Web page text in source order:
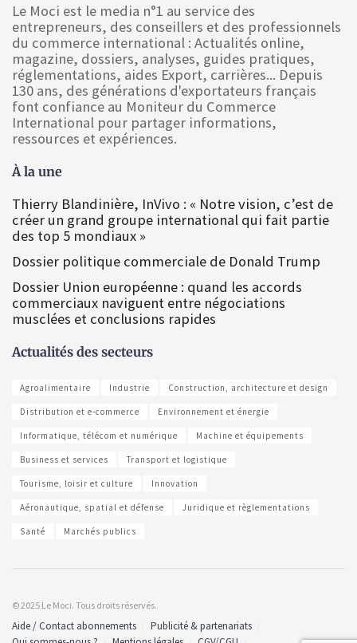
Le Moci est le media n°1 au service des
entrepreneurs, des conseillers et des professionnels
du commerce international : Actualités online,
magazine, dossiers, analyses, guides pratiques,
réglementations, aides Export, carrières... Depuis
130 ans, des générations d'exportateurs français
font confiance au Moniteur du Commerce
International pour partager informations,
ressources et expériences.
À la une
Thierry Blandinière, InVivo : « Notre vision, c’est de
créer un grand groupe international qui fait partie
des top 5 mondiaux »
Dossier politique commerciale de Donald Trump
Dossier Union européenne : quand les accords
commerciaux naviguent entre négociations
musclées et conclusions rapides
Actualités des secteurs
Agroalimentaire Industrie Construction, architecture et design
Distribution et e-commerce Environnement et énergie
Informatique, télécom et numérique Machine et équipements
Business et services Transport et logistique
Tourisme, loisir et culture Innovation
Aéronautique, spatial et défense Juridique et règlementations
Santé Marchés publics
© 2025 Le Moci. Tous droits réservés.
Aide / Contact abonnements
Publicité & partenariats